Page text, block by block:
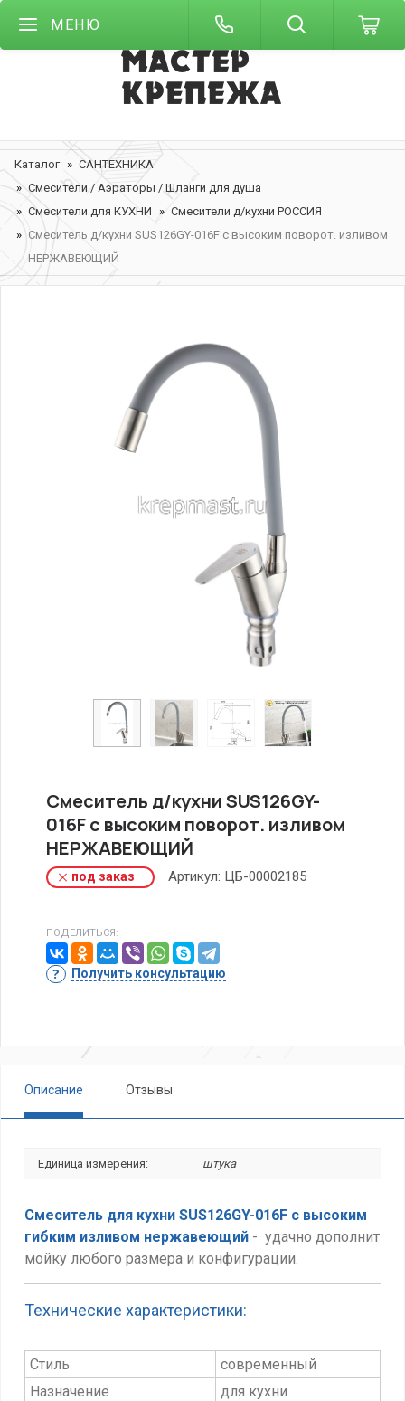
МЕНЮ
Каталог
САНТЕХНИКА
Смесители / Аэраторы / Шланги для душа
Смесители для КУХНИ
Смесители д/кухни РОССИЯ
Смеситель д/кухни SUS126GY-016F с высоким поворот. изливом
НЕРЖАВЕЮЩИЙ
Смеситель д/кухни SUS126GY-
016F с высоким поворот. изливом
НЕРЖАВЕЮЩИЙ
под заказ Артикул: ЦБ-00002185
ПОДЕЛИТЬСЯ:
Получить консультацию
Описание Отзывы
Единица измерения: штука
Смеситель для кухни SUS126GY-016F с высоким
гибким изливом нержавеющий - удачно дополнит
мойку любого размера и конфигурации.
Технические характеристики:
Стиль
современный
Назначение
для кухни